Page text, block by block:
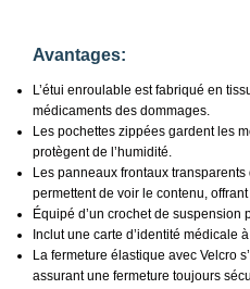
Avantages:
L’étui enroulable est fabriqué en
médicaments des dommages.
Les pochettes zippées gardent les
protègent de l’humidité.
Les panneaux frontaux
permettent de voir le contenu,
Équipé d’un crochet de suspension
Inclut une carte d’identité médicale
La fermeture élastique avec Velcro
assurant une fermeture toujours